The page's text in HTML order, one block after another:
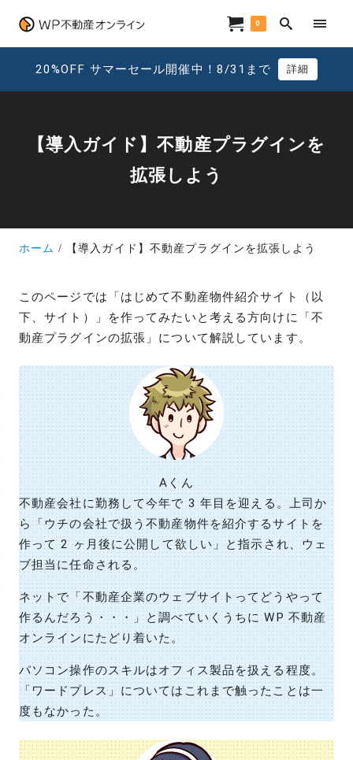
0
20%OFF サマーセール開催中！8/31まで 詳細
【導入ガイド】不動産プラグインを
拡張しよう
ホーム 【導入ガイド】不動産プラグインを拡張しよう
このページでは「はじめて不動産物件紹介サイト（以
下、サイト）」を作ってみたいと考える方向けに「不
動産プラグインの拡張」について解説しています。
Aくん
不動産会社に勤務して今年で 3 年目を迎える。上司か
ら「ウチの会社で扱う不動産物件を紹介するサイトを
作って 2 ヶ月後に公開して欲しい」と指示され、ウェ
ブ担当に任命される。
ネットで「不動産企業のウェブサイトってどうやって
作るんだろう・・・」と調べていくうちに WP 不動産
オンラインにたどり着いた。
パソコン操作のスキルはオフィス製品を扱える程度。
「ワードプレス」についてはこれまで触ったことは一
度もなかった。